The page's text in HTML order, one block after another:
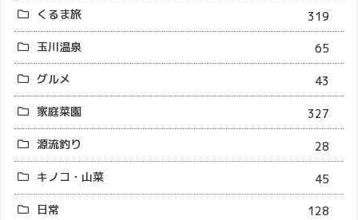
くるま旅
319
玉川温泉
65
グルメ
43
家庭菜園
327
源流釣り
28
キノコ・山菜
45
日常
128